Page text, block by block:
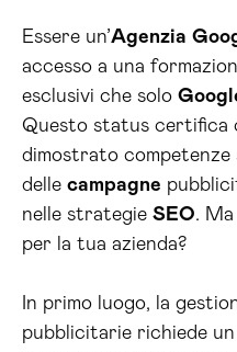
Essere un’Agenzia
accesso a una
esclusivi che solo
Questo status certifica
dimostrato competenze
delle campagne
nelle strategie SEO.
per la tua azienda?
In primo luogo, la
pubblicitarie richiede